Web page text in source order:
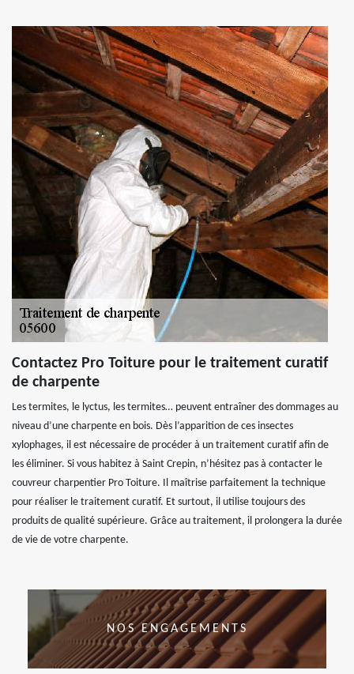
Contactez Pro Toiture pour le traitement curatif
de charpente
Les termites, le lyctus, les termites… peuvent entraîner des dommages au
niveau d’une charpente en bois. Dès l’apparition de ces insectes
xylophages, il est nécessaire de procéder à un traitement curatif afin de
les éliminer. Si vous habitez à Saint Crepin, n’hésitez pas à contacter le
couvreur charpentier Pro Toiture. Il maîtrise parfaitement la technique
pour réaliser le traitement curatif. Et surtout, il utilise toujours des
produits de qualité supérieure. Grâce au traitement, il prolongera la durée
de vie de votre charpente.
NOS ENGAGEMENTS